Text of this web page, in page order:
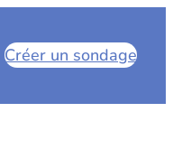
Créer un sondage